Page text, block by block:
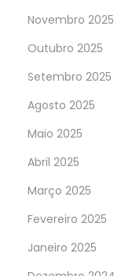
Novembro 2025
Outubro 2025
Setembro 2025
Agosto 2025
Maio 2025
Abril 2025
Março 2025
Fevereiro 2025
Janeiro 2025